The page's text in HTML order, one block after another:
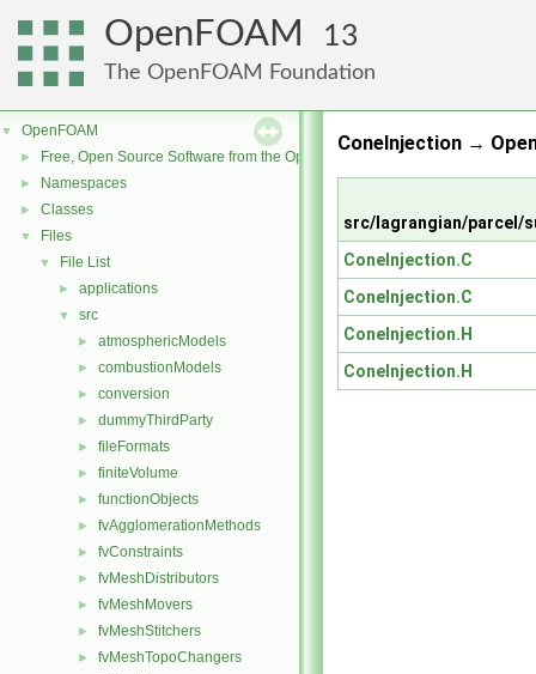
OpenFOAM 13
The OpenFOAM Foundation
▼ OpenFOAM
► Free, Open Source Software from the OpenFOAM Foundation
► Namespaces
► Classes
▼ Files
▼ File List
► applications
▼ src
► atmosphericModels
► combustionModels
► conversion
► dummyThirdParty
► fileFormats
► finiteVolume
► functionObjects
► fvAgglomerationMethods
► fvConstraints
► fvMeshDistributors
► fvMeshMovers
► fvMeshStitchers
► fvMeshTopoChangers
ConeInjection →
src/lagrangian/parcel/
ConeInjection.C
ConeInjection.C
ConeInjection.H
ConeInjection.H